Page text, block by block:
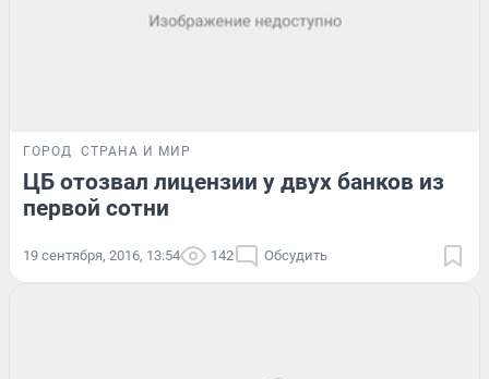
ГОРОД СТРАНА И МИР
ЦБ отозвал лицензии у двух банков из
первой сотни
19 сентября, 2016, 13:54 142 Обсудить